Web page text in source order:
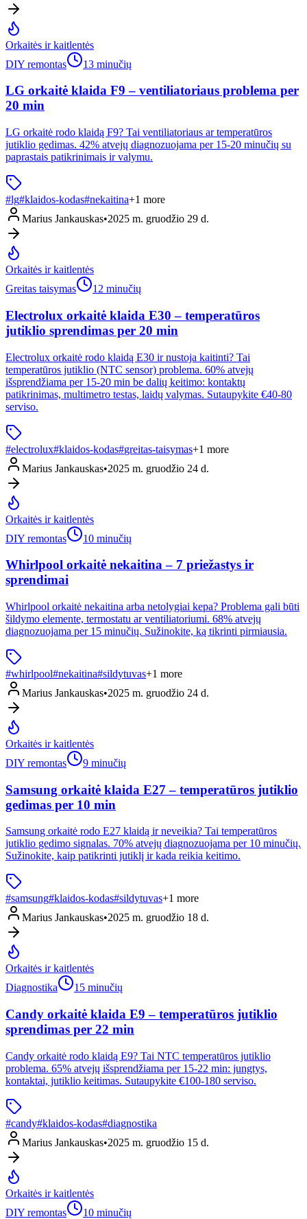
Orkaitės ir kaitlentės
DIY remontas
13 minučių
LG orkaitė klaida F9 – ventiliatoriaus problema per
20 min
LG orkaitė rodo klaidą F9? Tai ventiliatoriaus ar temperatūros
jutiklio gedimas. 42% atvejų diagnozuojama per 15-20 minučių su
paprastais patikrinimais ir valymu.
#lg#klaidos-kodas#nekaitina+1 more
Marius Jankauskas•2025 m. gruodžio 29 d.
Orkaitės ir kaitlentės
Greitas taisymas
12 minučių
Electrolux orkaitė klaida E30 – temperatūros
jutiklio sprendimas per 20 min
Electrolux orkaitė rodo klaidą E30 ir nustoja kaitinti? Tai
temperatūros jutiklio (NTC sensor) problema. 60% atvejų
išsprendžiama per 15-20 min be dalių keitimo: kontaktų
patikrinimas, multimetro testas, laidų valymas. Sutaupykite €40-80
serviso.
#electrolux#klaidos-kodas#greitas-taisymas+1 more
Marius Jankauskas•2025 m. gruodžio 24 d.
Orkaitės ir kaitlentės
DIY remontas
10 minučių
Whirlpool orkaitė nekaitina – 7 priežastys ir
sprendimai
Whirlpool orkaitė nekaitina arba netolygiai kepa? Problema gali būti
šildymo elemente, termostatu ar ventiliatoriumi. 68% atvejų
diagnozuojama per 15 minučių. Sužinokite, ką tikrinti pirmiausia.
#whirlpool#nekaitina#sildytuvas+1 more
Marius Jankauskas•2025 m. gruodžio 24 d.
Orkaitės ir kaitlentės
DIY remontas
9 minučių
Samsung orkaitė klaida E27 – temperatūros jutiklio
gedimas per 10 min
Samsung orkaitė rodo E27 klaidą ir neveikia? Tai temperatūros
jutiklio gedimo signalas. 70% atvejų diagnozuojama per 10 minučių.
Sužinokite, kaip patikrinti jutiklį ir kada reikia keitimo.
#samsung#klaidos-kodas#sildytuvas+1 more
Marius Jankauskas•2025 m. gruodžio 18 d.
Orkaitės ir kaitlentės
Diagnostika
15 minučių
Candy orkaitė klaida E9 – temperatūros jutiklio
sprendimas per 22 min
Candy orkaitė rodo klaidą E9? Tai NTC temperatūros jutiklio
problema. 65% atvejų išsprendžiama per 15-22 min: jungtys,
kontaktai, jutiklio keitimas. Sutaupykite €100-180 serviso.
#candy#klaidos-kodas#diagnostika
Marius Jankauskas•2025 m. gruodžio 15 d.
Orkaitės ir kaitlentės
DIY remontas
10 minučių